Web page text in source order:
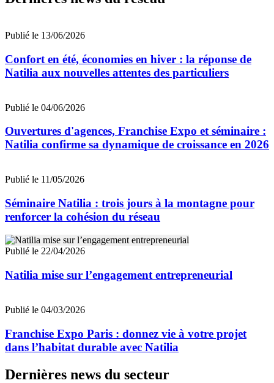
Publié le 13/06/2026
Confort en été, économies en hiver : la réponse de
Natilia aux nouvelles attentes des particuliers
Publié le 04/06/2026
Ouvertures d'agences, Franchise Expo et séminaire :
Natilia confirme sa dynamique de croissance en 2026
Publié le 11/05/2026
Séminaire Natilia : trois jours à la montagne pour
renforcer la cohésion du réseau
Publié le 22/04/2026
Natilia mise sur l’engagement entrepreneurial
Publié le 04/03/2026
Franchise Expo Paris : donnez vie à votre projet
dans l’habitat durable avec Natilia
Dernières news du secteur